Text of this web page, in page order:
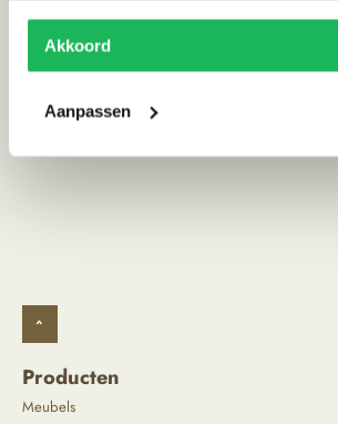
Akkoord
Aanpassen
Land van herkomst Indonesie
Stijl
^
Producten
Meubels